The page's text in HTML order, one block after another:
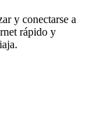
y conectarse a
rápido y